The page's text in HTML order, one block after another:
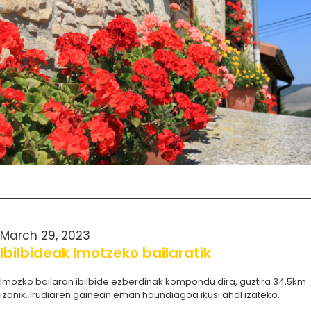
March 29, 2023
Ibilbideak Imotzeko bailaratik
Imozko bailaran ibilbide ezberdinak kompondu dira, guztira 34,5km
izanik. Irudiaren gainean eman haundiagoa ikusi ahal izateko.